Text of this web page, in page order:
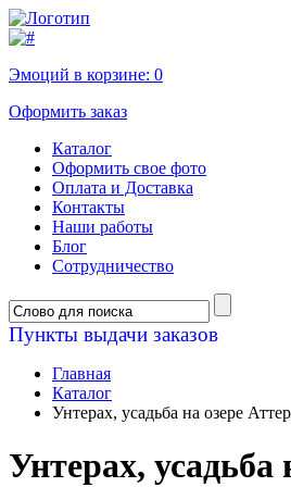
Эмоций в корзине: 0
Оформить заказ
Каталог
Оформить свое фото
Оплата и Доставка
Контакты
Наши работы
Блог
Сотрудничество
Пункты выдачи заказов
Главная
Каталог
Унтерах, усадьба на озере
Унтерах, усадьба